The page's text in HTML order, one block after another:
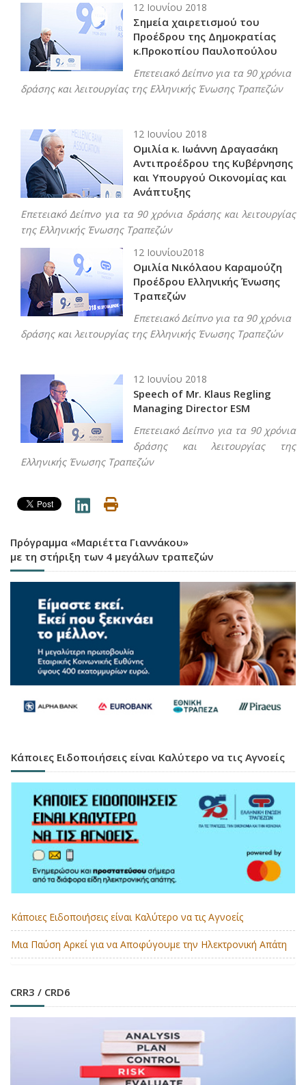
12 Ιουνίου 2018
Σημεία χαιρετισμού του
Προέδρου της Δημοκρατίας
κ.Προκοπίου Παυλοπούλου
Επετειακό Δείπνο για τα 90 χρόνια
δράσης και λειτουργίας της Ελληνικής Ένωσης Τραπεζών
12 Ιουνίου 2018
Ομιλία κ. Ιωάννη Δραγασάκη
Αντιπροέδρου της Κυβέρνησης
και Υπουργού Οικονομίας και
Ανάπτυξης
Επετειακό Δείπνο για τα 90 χρόνια δράσης και λειτουργίας
της Ελληνικής Ένωσης Τραπεζών
12 Ιουνίου2018
Ομιλία Νικόλαου Καραμούζη
Προέδρου Ελληνικής Ένωσης
Τραπεζών
Επετειακό Δείπνο για τα 90 χρόνια
δράσης και λειτουργίας της Ελληνικής Ένωσης Τραπεζών
12 Ιουνίου 2018
Speech of Mr. Klaus Regling
Managing Director ESM
Επετειακό Δείπνο για τα 90 χρόνια
δράσης και λειτουργίας της
Ελληνικής Ένωσης Τραπεζών
Πρόγραμμα «Μαριέττα Γιαννάκου»
με τη στήριξη των 4 μεγάλων τραπεζών
Κάποιες Ειδοποιήσεις είναι Καλύτερο να τις Αγνοείς
Κάποιες Ειδοποιήσεις είναι Καλύτερο να τις Αγνοείς
Μια Παύση Αρκεί για να Αποφύγουμε την Ηλεκτρονική Απάτη
CRR3 / CRD6